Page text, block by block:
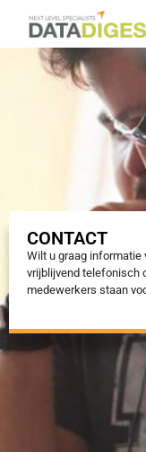
CONTACT
Wilt u graag informatie
vrijblijvend telefonisch
medewerkers staan